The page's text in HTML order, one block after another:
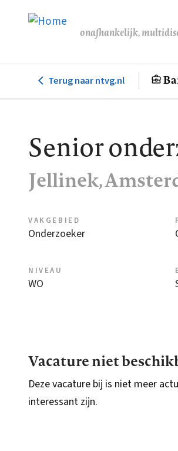
de
onafhankelijk,
Hoofdnavigatie
Terug naar ntvg.nl
Senior
Jellinek,
VAKGEBIED
Onderzoeker
NIVEAU
WO
Vacature niet
Deze vacature bij is niet meer
interessant zijn.